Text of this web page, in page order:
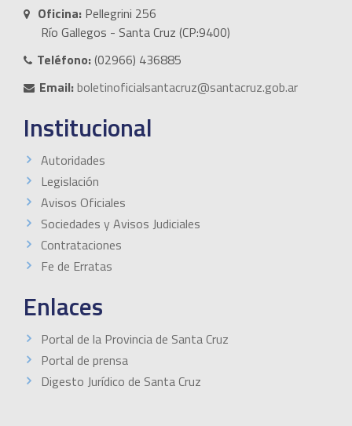
Oficina: Pellegrini 256
Río Gallegos - Santa Cruz (CP:9400)
Teléfono:(02966) 436885
Email:boletinoficialsantacruz@santacruz.gob.ar
Institucional
Autoridades
Legislación
Avisos Oficiales
Sociedades y Avisos Judiciales
Contrataciones
Fe de Erratas
Enlaces
Portal de la Provincia de Santa Cruz
Portal de prensa
Digesto Jurídico de Santa Cruz